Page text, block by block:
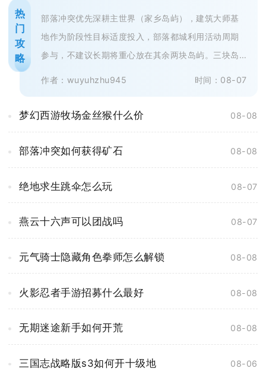
热
门
攻
略
部落冲突优先深耕主世界（家乡岛屿），建筑大师基
地作为阶段性目标适度投入，部落都城利用活动周期
参与，不建议长期将重心放在其余两块岛屿。三块岛
作者：wuyuhzhu945 时间：08-07
梦幻西游牧场金丝猴什么价 08-08
部落冲突如何获得矿石 08-08
绝地求生跳伞怎么玩 08-07
燕云十六声可以团战吗 08-07
元气骑士隐藏角色拳师怎么解锁 08-08
火影忍者手游招募什么最好 08-08
无期迷途新手如何开荒 08-08
三国志战略版s3如何开十级地 08-06